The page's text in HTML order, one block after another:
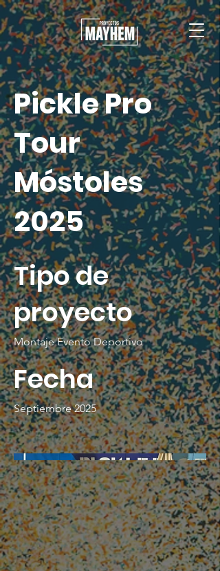
Pickle Pro
Tour
Móstoles
2025
Tipo de
proyecto
Montaje Evento Deportivo
Fecha
Septiembre 2025